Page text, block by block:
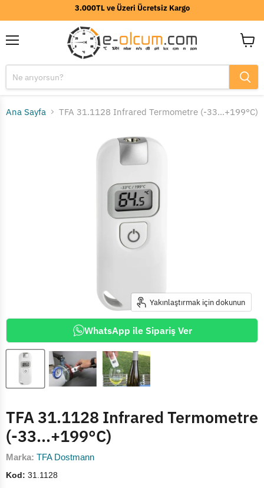
3.000TL ve Üzeri Ücretsiz Kargo
Ana Sayfa TFA 31.1128 Infrared Termometre (-33...+199°C)
Yakınlaştırmak için dokunun
WhatsApp ile Sipariş Ver
TFA 31.1128 Infrared Termometre
(-33...+199°C)
Marka: TFA Dostmann
Kod: 31.1128